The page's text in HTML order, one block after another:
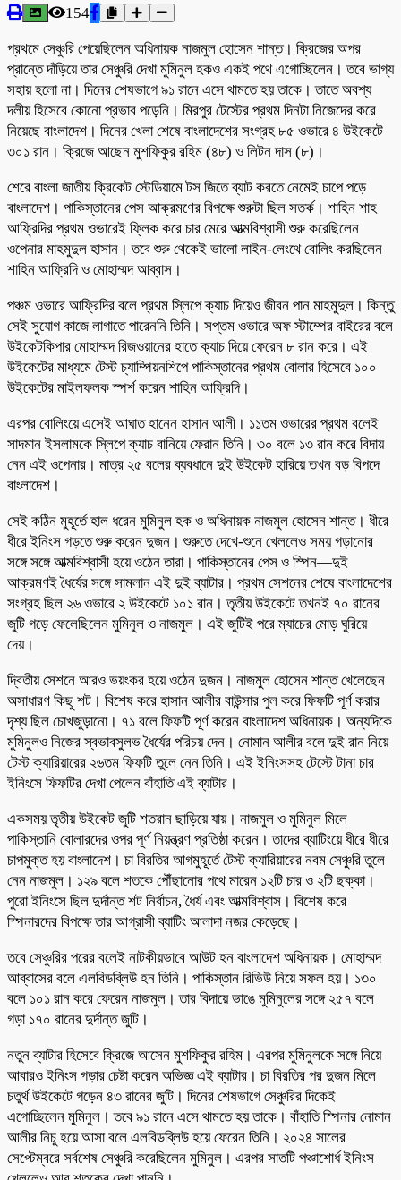
154
প্রথমে সেঞ্চুরি পেয়েছিলেন অধিনায়ক নাজমুল হোসেন শান্ত। ক্রিজের অপর
প্রান্তে দাঁড়িয়ে তার সেঞ্চুরি দেখা মুমিনুল হকও একই পথে এগোচ্ছিলেন। তবে ভাগ্য
সহায় হলো না। দিনের শেষভাগে ৯১ রানে এসে থামতে হয় তাকে। তাতে অবশ্য
দলীয় হিসেবে কোনো প্রভাব পড়েনি। মিরপুর টেস্টের প্রথম দিনটা নিজেদের করে
নিয়েছে বাংলাদেশ। দিনের খেলা শেষে বাংলাদেশের সংগ্রহ ৮৫ ওভারে ৪ উইকেটে
৩০১ রান। ক্রিজে আছেন মুশফিকুর রহিম (৪৮) ও লিটন দাস (৮)।
শেরে বাংলা জাতীয় ক্রিকেট স্টেডিয়ামে টস জিতে ব্যাট করতে নেমেই চাপে পড়ে
বাংলাদেশ। পাকিস্তানের পেস আক্রমণের বিপক্ষে শুরুটা ছিল সতর্ক। শাহিন শাহ
আফ্রিদির প্রথম ওভারেই ফ্লিক করে চার মেরে আত্মবিশ্বাসী শুরু করেছিলেন
ওপেনার মাহমুদুল হাসান। তবে শুরু থেকেই ভালো লাইন-লেংথে বোলিং করছিলেন
শাহিন আফ্রিদি ও মোহাম্মদ আব্বাস।
পঞ্চম ওভারে আফ্রিদির বলে প্রথম স্লিপে ক্যাচ দিয়েও জীবন পান মাহমুদুল। কিন্তু
সেই সুযোগ কাজে লাগাতে পারেননি তিনি। সপ্তম ওভারে অফ স্টাম্পের বাইরের বলে
উইকেটকিপার মোহাম্মদ রিজওয়ানের হাতে ক্যাচ দিয়ে ফেরেন ৮ রান করে। এই
উইকেটের মাধ্যমে টেস্ট চ্যাম্পিয়নশিপে পাকিস্তানের প্রথম বোলার হিসেবে ১০০
উইকেটের মাইলফলক স্পর্শ করেন শাহিন আফ্রিদি।
এরপর বোলিংয়ে এসেই আঘাত হানেন হাসান আলী। ১১তম ওভারের প্রথম বলেই
সাদমান ইসলামকে স্লিপে ক্যাচ বানিয়ে ফেরান তিনি। ৩০ বলে ১৩ রান করে বিদায়
নেন এই ওপেনার। মাত্র ২৫ বলের ব্যবধানে দুই উইকেট হারিয়ে তখন বড় বিপদে
বাংলাদেশ।
সেই কঠিন মুহূর্তে হাল ধরেন মুমিনুল হক ও অধিনায়ক নাজমুল হোসেন শান্ত। ধীরে
ধীরে ইনিংস গড়তে শুরু করেন দুজন। শুরুতে দেখে-শুনে খেললেও সময় গড়ানোর
সঙ্গে সঙ্গে আত্মবিশ্বাসী হয়ে ওঠেন তারা। পাকিস্তানের পেস ও স্পিন—দুই
আক্রমণই ধৈর্যের সঙ্গে সামলান এই দুই ব্যাটার। প্রথম সেশনের শেষে বাংলাদেশের
সংগ্রহ ছিল ২৬ ওভারে ২ উইকেটে ১০১ রান। তৃতীয় উইকেটে তখনই ৭০ রানের
জুটি গড়ে ফেলেছিলেন মুমিনুল ও নাজমুল। এই জুটিই পরে ম্যাচের মোড় ঘুরিয়ে
দেয়।
দ্বিতীয় সেশনে আরও ভয়ংকর হয়ে ওঠেন দুজন। নাজমুল হোসেন শান্ত খেলেছেন
অসাধারণ কিছু শট। বিশেষ করে হাসান আলীর বাউন্সার পুল করে ফিফটি পূর্ণ করার
দৃশ্য ছিল চোখজুড়ানো। ৭১ বলে ফিফটি পূর্ণ করেন বাংলাদেশ অধিনায়ক। অন্যদিকে
মুমিনুলও নিজের স্বভাবসুলভ ধৈর্যের পরিচয় দেন। নোমান আলীর বলে দুই রান নিয়ে
টেস্ট ক্যারিয়ারের ২৬তম ফিফটি তুলে নেন তিনি। এই ইনিংসসহ টেস্টে টানা চার
ইনিংসে ফিফটির দেখা পেলেন বাঁহাতি এই ব্যাটার।
একসময় তৃতীয় উইকেট জুটি শতরান ছাড়িয়ে যায়। নাজমুল ও মুমিনুল মিলে
পাকিস্তানি বোলারদের ওপর পূর্ণ নিয়ন্ত্রণ প্রতিষ্ঠা করেন। তাদের ব্যাটিংয়ে ধীরে ধীরে
চাপমুক্ত হয় বাংলাদেশ। চা বিরতির আগমুহূর্তে টেস্ট ক্যারিয়ারের নবম সেঞ্চুরি তুলে
নেন নাজমুল। ১২৯ বলে শতকে পৌঁছানোর পথে মারেন ১২টি চার ও ২টি ছক্কা।
পুরো ইনিংসে ছিল দুর্দান্ত শট নির্বাচন, ধৈর্য এবং আত্মবিশ্বাস। বিশেষ করে
স্পিনারদের বিপক্ষে তার আগ্রাসী ব্যাটিং আলাদা নজর কেড়েছে।
তবে সেঞ্চুরির পরের বলেই নাটকীয়ভাবে আউট হন বাংলাদেশ অধিনায়ক। মোহাম্মদ
আব্বাসের বলে এলবিডব্লিউ হন তিনি। পাকিস্তান রিভিউ নিয়ে সফল হয়। ১৩০
বলে ১০১ রান করে ফেরেন নাজমুল। তার বিদায়ে ভাঙে মুমিনুলের সঙ্গে ২৫৭ বলে
গড়া ১৭০ রানের দুর্দান্ত জুটি।
নতুন ব্যাটার হিসেবে ক্রিজে আসেন মুশফিকুর রহিম। এরপর মুমিনুলকে সঙ্গে নিয়ে
আবারও ইনিংস গড়ার চেষ্টা করেন অভিজ্ঞ এই ব্যাটার। চা বিরতির পর দুজন মিলে
চতুর্থ উইকেটে গড়েন ৪৩ রানের জুটি। দিনের শেষভাগে সেঞ্চুরির দিকেই
এগোচ্ছিলেন মুমিনুল। তবে ৯১ রানে এসে থামতে হয় তাকে। বাঁহাতি স্পিনার নোমান
আলীর নিচু হয়ে আসা বলে এলবিডব্লিউ হয়ে ফেরেন তিনি। ২০২৪ সালের
সেপ্টেম্বরে সর্বশেষ সেঞ্চুরি করেছিলেন মুমিনুল। এরপর সাতটি পঞ্চাশোর্ধ ইনিংস